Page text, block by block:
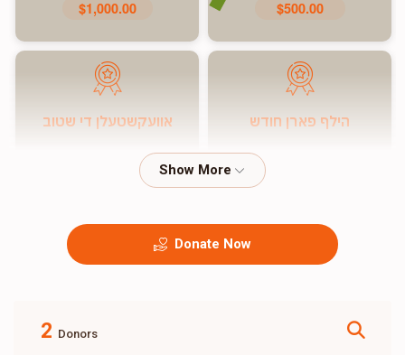
$500.00
$1,000.00
הילף פארן חודש אוועקשטעלן די שטוב
Donate Now
2 Donors